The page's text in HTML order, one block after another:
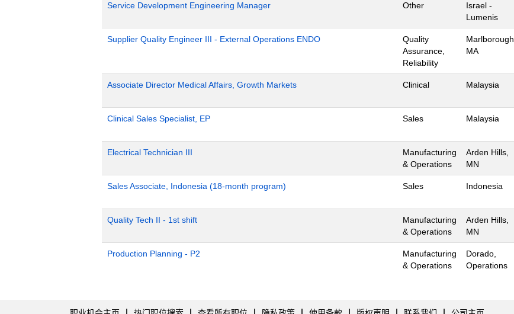
Service Development Engineering Manager Other
Israel -
Lumenis
Supplier Quality Engineer III - External Operations ENDO
Quality
Assurance,
Reliability
Marlborough,
MA
Associate Director Medical Affairs, Growth Markets Clinical Malaysia
Clinical Sales Specialist, EP Sales Malaysia
Electrical Technician III
Manufacturing
& Operations
Arden Hills,
MN
Sales Associate, Indonesia (18-month program) Sales Indonesia
Quality Tech II - 1st shift
Manufacturing
& Operations
Arden Hills,
MN
Production Planning - P2
Manufacturing
& Operations
Dorado,
Operations